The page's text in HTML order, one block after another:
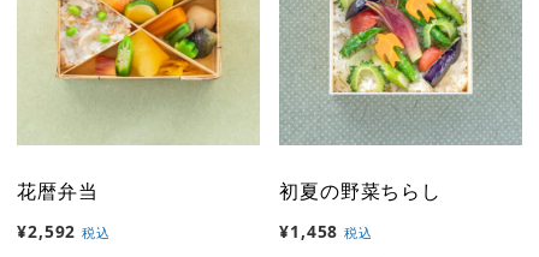
花暦弁当
¥2,592 税込
初夏の野菜ちらし
¥1,458 税込